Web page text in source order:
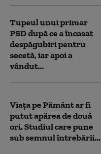
Tupeul unui primar
PSD după ce a încasat
despăgubiri pentru
secetă, iar apoi a
vândut...
Viața pe Pământ ar fi
putut apărea de două
ori. Studiul care pune
sub semnul întrebării...